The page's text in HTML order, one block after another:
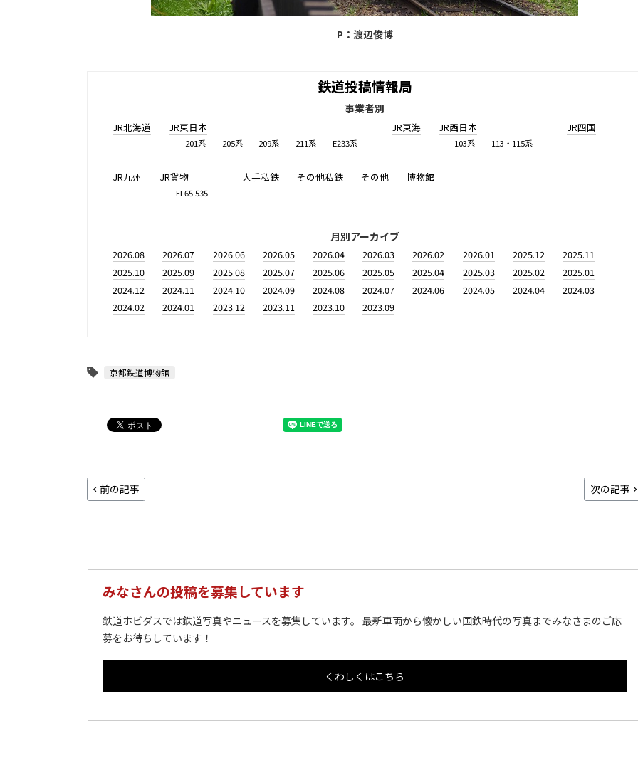
P：渡辺俊博
鉄道投稿情報局
事業者別
JR北海道 JR東日本
201系 205系 209系 211系 E233系
JR東海 JR西日本
103系 113・115系
JR四国
JR九州 JR貨物
EF65 535
大手私鉄 その他私鉄 その他 博物館
月別アーカイブ
2026.08 2026.07 2026.06 2026.05 2026.04 2026.03 2026.02 2026.01 2025.12
2025.11
2025.10
2025.09 2025.08 2025.07 2025.06 2025.05 2025.04 2025.03 2025.02
2025.01
2024.12
2024.11 2024.10 2024.09 2024.08 2024.07 2024.06 2024.05 2024.04
2024.03
2024.02
2024.01 2023.12 2023.11 2023.10 2023.09
京都鉄道博物館
前の記事 次の記事
みなさんの投稿を募集しています
鉄道ホビダスでは鉄道写真やニュースを募集しています。 最新車両から懐かしい国鉄時代の写真までみなさまのご応
募をお待ちしています！
くわしくはこちら